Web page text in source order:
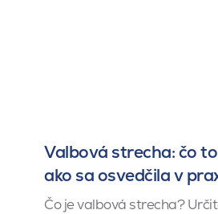
Valbová strecha: čo
ako sa osvedčila v
Čo je valbová strecha?